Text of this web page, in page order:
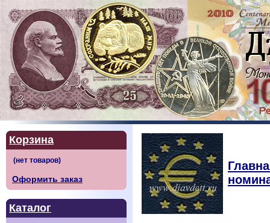
Корзина
Оформить заказ
Каталог